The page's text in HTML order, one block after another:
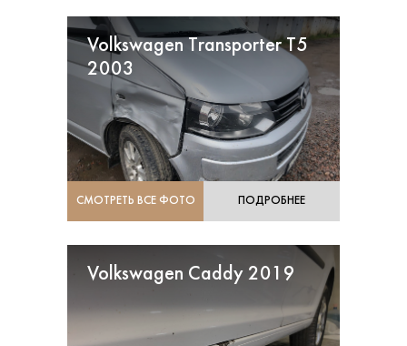
Volkswagen Transporter T5
2003
СМОТРЕТЬ ВСЕ ФОТО ПОДРОБНЕЕ
Volkswagen Caddy 2019